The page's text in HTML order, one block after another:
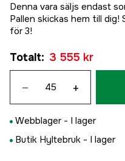
Denna vara säljs endast
Pallen skickas hem till
för 3!
Totalt: 3 555 kr
– +
Webblager - I lager
Butik Hyltebruk - I lager